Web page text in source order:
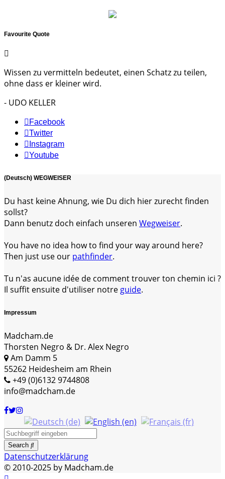
Favourite Quote
Wissen zu vermitteln bedeutet, einen Schatz zu teilen,
ohne dass er kleiner wird.
- UDO KELLER
Facebook
Twitter
Instagram
Youtube
(Deutsch) WEGWEISER
Du hast keine Ahnung, wie Du dich hier zurecht finden
sollst?
Dann benutz doch einfach unseren Wegweiser.
You have no idea how to find your way around here?
Then just use our pathfinder.
Tu n'as aucune idée de comment trouver ton chemin ici ?
Il suffit ensuite d'utiliser notre guide.
Impressum
Madcham.de
Thorsten Negro & Dr. Alex Negro
Am Damm 5
55262 Heidesheim am Rhein
+49 (0)6132 9744808
info@madcham.de
Search
Datenschutzerklärung
© 2010-2025 by Madcham.de